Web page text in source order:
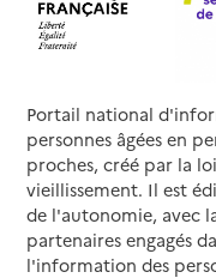
Portail national
personnes âgées en
proches, créé par la
vieillissement. Il est
de l'autonomie, avec
partenaires engagés
l'information des